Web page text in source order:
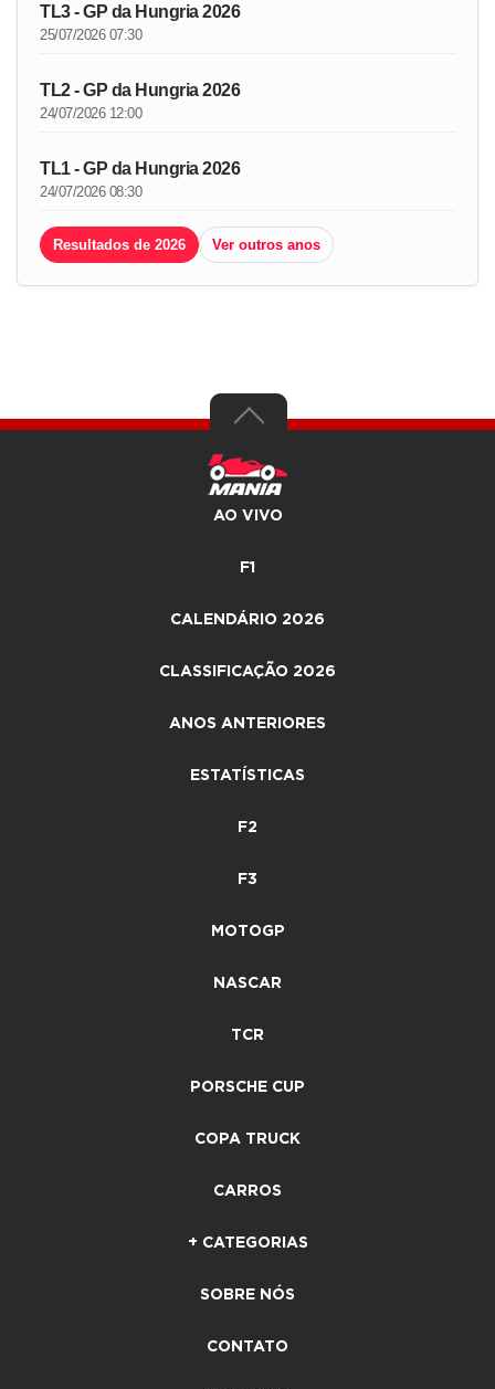
TL3 - GP da Hungria 2026
25/07/2026 07:30
TL2 - GP da Hungria 2026
24/07/2026 12:00
TL1 - GP da Hungria 2026
24/07/2026 08:30
Resultados de 2026 Ver outros anos
AO VIVO
F1
CALENDÁRIO 2026
CLASSIFICAÇÃO 2026
ANOS ANTERIORES
ESTATÍSTICAS
F2
F3
MOTOGP
NASCAR
TCR
PORSCHE CUP
COPA TRUCK
CARROS
+ CATEGORIAS
SOBRE NÓS
CONTATO